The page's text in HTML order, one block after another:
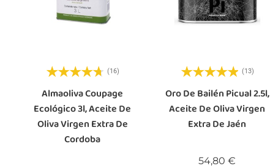
(16)
Almaoliva Coupage
Ecológico 3l, Aceite De
Oliva Virgen Extra De
Cordoba
(13)
Oro De Bailén Picual 2.5l,
Aceite De Oliva Virgen
Extra De Jaén
54,80 €